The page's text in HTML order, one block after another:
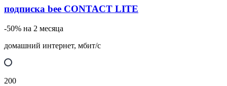
подписка bee CONTACT LITE
-50% на 2 месяца
домашний интернет, мбит/с
200